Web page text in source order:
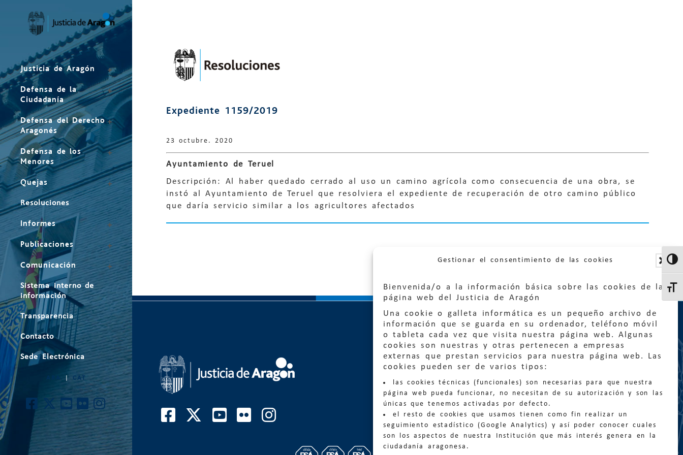
Gestionar el consentimiento de las cookies
Bienvenida/o a la información básica sobre las cookies de la
página web del Justicia de Aragón
Una cookie o galleta informática es un pequeño archivo de
información que se guarda en su ordenador, teléfono móvil
o tableta cada vez que visita nuestra página web. Algunas
cookies son nuestras y otras pertenecen a empresas
externas que prestan servicios para nuestra página web. Las
cookies pueden ser de varios tipos:
las cookies técnicas (funcionales) son necesarias para que nuestra
página web pueda funcionar, no necesitan de su autorización y son las
únicas que tenemos activadas por defecto.
el resto de cookies que usamos tienen como fin realizar un
seguimiento estadístico (Google Analytics) y así poder conocer cuales
son los aspectos de nuestra Institución que más interés genera en la
ciudadanía aragonesa.
Justicia de Aragón
Defensa de la
Ciudadanía
Defensa del Derecho
Aragonés
Defensa de los
Menores
Quejas
Resoluciones
Informes
Publicaciones
Comunicación
Sistema interno de
información
Transparencia
Contacto
Sede Electrónica
ARA | CAT
Expediente 1159/2019
23 octubre. 2020
Ayuntamiento de Teruel
Descripción: Al haber quedado cerrado al uso un camino agrícola como consecuencia de una obra, se
instó al Ayuntamiento de Teruel que resolviera el expediente de recuperación de otro camino público
que daría servicio similar a los agricultores afectados
Quejas:quejas@eljusticiadearagon.es
Información general:
informacion@eljusticiadearagon.es
Teléfonos: 900 210 210/ 976 399 354